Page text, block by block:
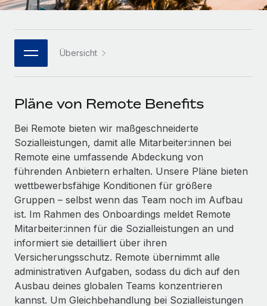
Prozessoptimierung mit unverzichtbaren Business-
Tools
Frag unsere Expert:innen
Hilfe von Expert:innen für globale HR & Compliance
Background-Checks
Einfacheres Bewerber:innen-Screening
Compliance Watchtower
Lückenlose Compliance
Geräteverwaltung
Globale Bereitstellung und Verfolgung von IT-
Geräten
Gründung von Niederlassungen
Schnelle, rechtssichere Gründung von
Strategische Technologiepartner
Plattform
Partner werden
Beratung zu Integrationen und KI-Automatisierung
FALLSTUDIEN
So hat der KI-Vorreiter Weaviate sein Team mit
Remote um 120 % vergrößert
Weaviate auf einen Blick Weaviate entwickelt KI-basierte
Open-Source-Infrastrukturen. Das...
Mehr erfahren
Strategische Partnerschaft zwischen
Reverse Tech und Remote für Contractor
Events
Newsroom
Hol dir Unterstützung
BLOG
Globale Payroll
EOR und PEO
Contractor Management
Steuern
Übersicht
Pläne von Remote Benefits
Bei Remote bieten wir maßgeschneiderte
Sozialleistungen, damit alle Mitarbeiter:innen bei
Remote eine umfassende Abdeckung von
führenden Anbietern erhalten. Unsere Pläne bieten
wettbewerbsfähige Konditionen für größere
Gruppen – selbst wenn das Team noch im Aufbau
ist. Im Rahmen des Onboardings meldet Remote
Mitarbeiter:innen für die Sozialleistungen an und
informiert sie detailliert über ihren
Versicherungsschutz. Remote übernimmt alle
administrativen Aufgaben, sodass du dich auf den
Ausbau deines globalen Teams konzentrieren
kannst. Um Gleichbehandlung bei Sozialleistungen